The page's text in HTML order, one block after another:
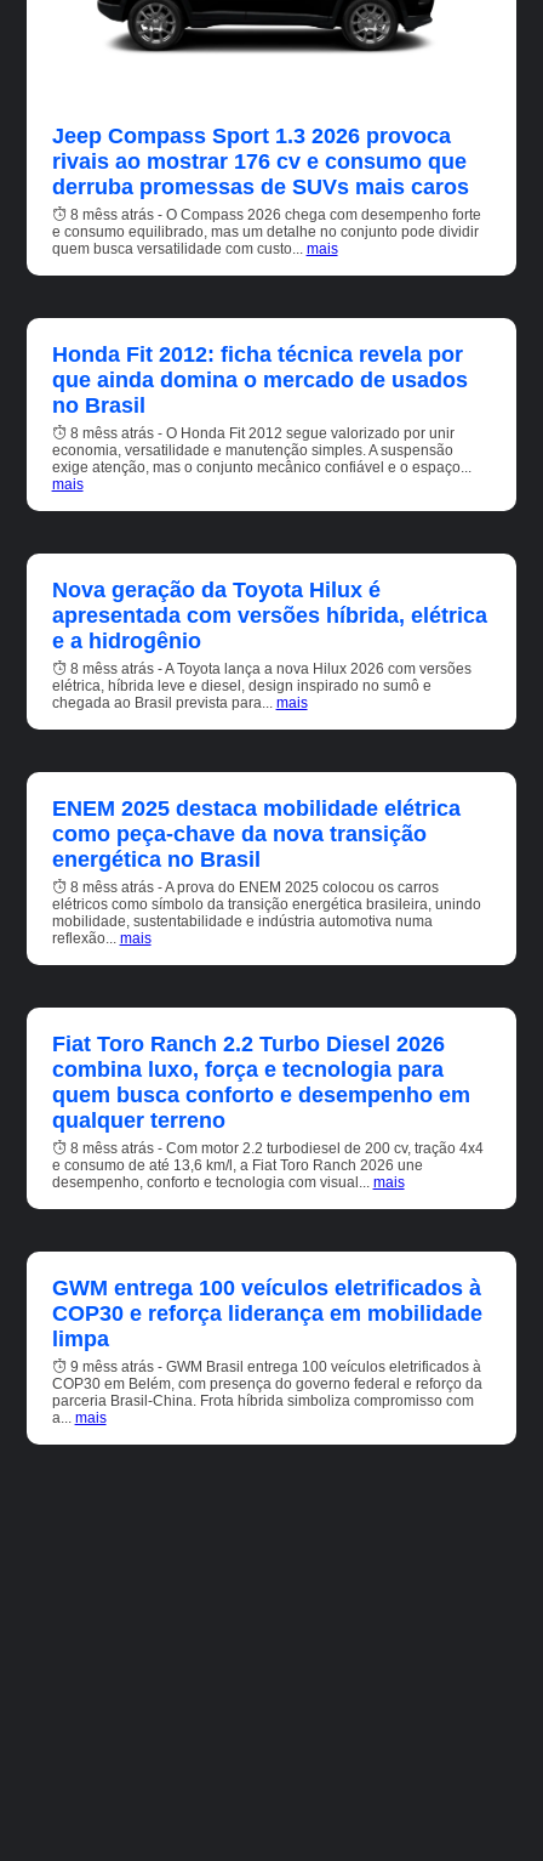
Jeep Compass Sport 1.3 2026 provoca
rivais ao mostrar 176 cv e consumo que
derruba promessas de SUVs mais caros
8 mêss atrás - O Compass 2026 chega com desempenho forte
e consumo equilibrado, mas um detalhe no conjunto pode dividir
quem busca versatilidade com custo... mais
Honda Fit 2012: ficha técnica revela por
que ainda domina o mercado de usados
no Brasil
8 mêss atrás - O Honda Fit 2012 segue valorizado por unir
economia, versatilidade e manutenção simples. A suspensão
exige atenção, mas o conjunto mecânico confiável e o espaço...
mais
Nova geração da Toyota Hilux é
apresentada com versões híbrida, elétrica
e a hidrogênio
8 mêss atrás - A Toyota lança a nova Hilux 2026 com versões
elétrica, híbrida leve e diesel, design inspirado no sumô e
chegada ao Brasil prevista para... mais
ENEM 2025 destaca mobilidade elétrica
como peça-chave da nova transição
energética no Brasil
8 mêss atrás - A prova do ENEM 2025 colocou os carros
elétricos como símbolo da transição energética brasileira, unindo
mobilidade, sustentabilidade e indústria automotiva numa
reflexão... mais
Fiat Toro Ranch 2.2 Turbo Diesel 2026
combina luxo, força e tecnologia para
quem busca conforto e desempenho em
qualquer terreno
8 mêss atrás - Com motor 2.2 turbodiesel de 200 cv, tração 4x4
e consumo de até 13,6 km/l, a Fiat Toro Ranch 2026 une
desempenho, conforto e tecnologia com visual... mais
GWM entrega 100 veículos eletrificados à
COP30 e reforça liderança em mobilidade
limpa
9 mêss atrás - GWM Brasil entrega 100 veículos eletrificados à
COP30 em Belém, com presença do governo federal e reforço da
parceria Brasil-China. Frota híbrida simboliza compromisso com
a... mais